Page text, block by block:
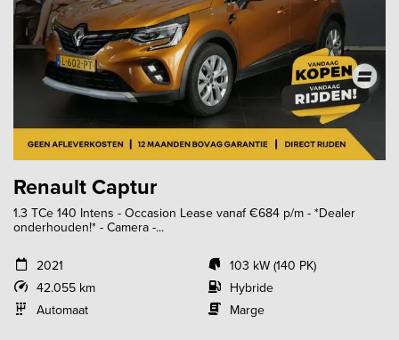
Renault Captur
1.3 TCe 140 Intens - Occasion Lease vanaf €684 p/m - *Dealer
onderhouden!* - Camera -...
2021
42.055 km
Automaat
103 kW (140 PK)
Hybride
Marge